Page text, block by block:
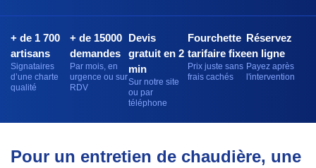
+ de 1 700
artisans
Signataires
d’une charte
qualité
+ de 15000
demandes
Par mois, en
urgence ou sur
RDV
Devis
gratuit en 2
min
Sur notre site
ou par
téléphone
Fourchette
tarifaire fixe
Prix juste sans
frais cachés
Réservez
en ligne
Payez après
l'intervention
Pour un entretien de chaudière, une